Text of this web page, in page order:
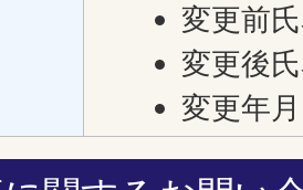
変更前
変更後
変更年